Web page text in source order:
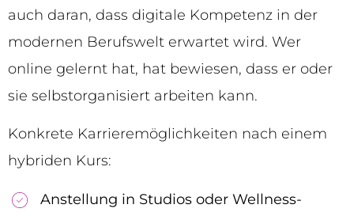
auch daran, dass digitale Kompetenz in der
modernen Berufswelt erwartet wird. Wer
online gelernt hat, hat bewiesen, dass er oder
sie selbstorganisiert arbeiten kann.
Konkrete Karrieremöglichkeiten nach einem
hybriden Kurs:
Anstellung in Studios oder Wellness-